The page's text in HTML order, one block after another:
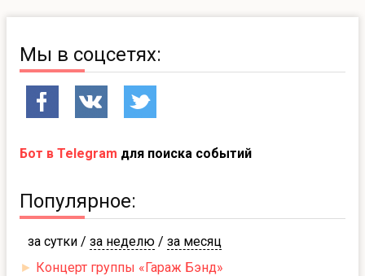
Мы в соцсетях:
Бот в Telegram для поиска событий
Популярное:
за сутки / за неделю / за месяц
► Концерт группы «Гараж Бэнд»